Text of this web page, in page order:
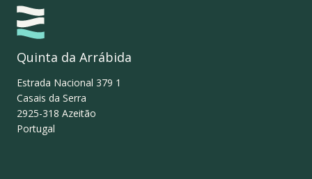
Quinta da Arrábida
Estrada Nacional 379 1
Casais da Serra
2925-318 Azeitão
Portugal